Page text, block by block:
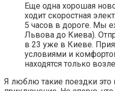
Еще одна хорошая
ходит скоростная
5 часов в дороге. Мы
Львова до Киева).
в 23 уже в Киеве.
условиями и
находятся только
Я люблю такие поездки это